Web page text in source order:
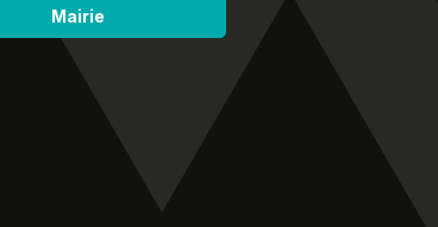
Mairie